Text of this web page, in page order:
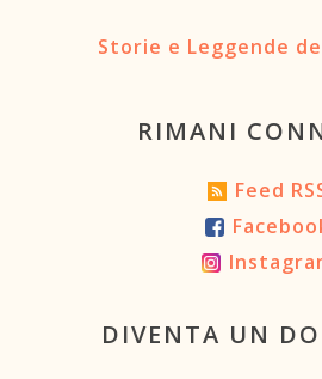
Storie e Leggende
RIMANI
Feed
DIVENTA UN